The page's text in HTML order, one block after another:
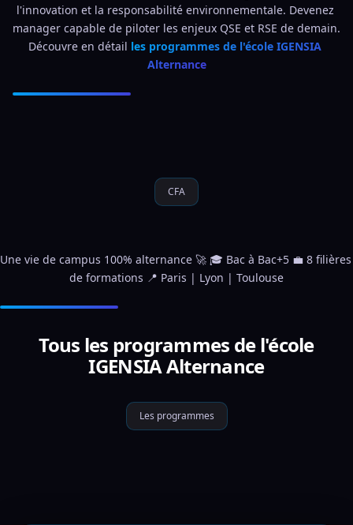
l'innovation et la responsabilité environnementale. Devenez
Découvre en détail les programmes de l'école IGENSIA
Alternance
CFA
Une vie de campus 100% alternance 🚀 🎓 Bac à Bac+5 💼 8 filières
de formations 📍 Paris | Lyon | Toulouse
Tous les programmes de l'école
IGENSIA Alternance
Les programmes